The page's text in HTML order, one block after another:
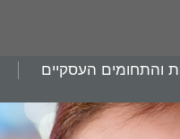
והתחומים העסקיים